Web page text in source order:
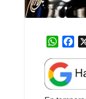
W
a
t
s
e
b